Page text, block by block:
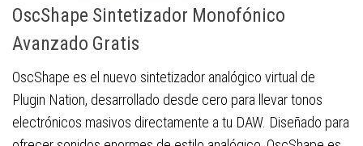
OscShape Sintetizador Monofónico
Avanzado Gratis
OscShape es el nuevo sintetizador analógico virtual de
Plugin Nation, desarrollado desde cero para llevar tonos
electrónicos masivos directamente a tu DAW. Diseñado para